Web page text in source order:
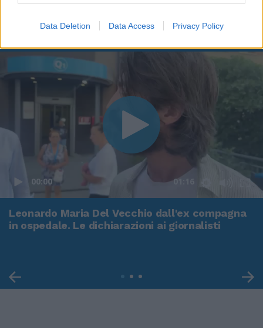
Data Deletion Data Access Privacy Policy
00:00 01:16
Leonardo Maria Del Vecchio dall'ex compagna
in ospedale. Le dichiarazioni ai giornalisti